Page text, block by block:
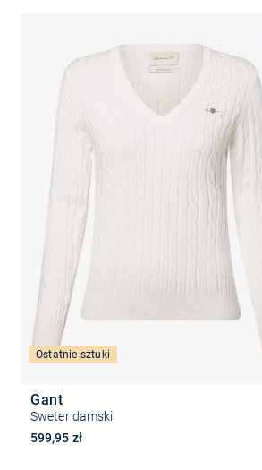
Ostatnie sztuki
Gant
Sweter damski
599,95 zł